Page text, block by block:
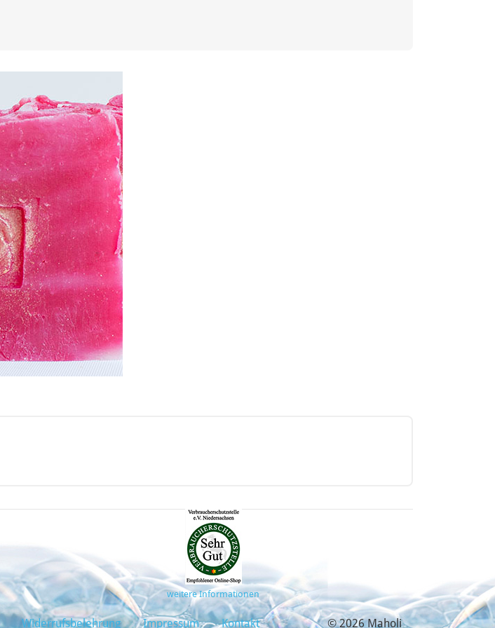
weitere Informationen
Widerrufsbelehrung Impressum Kontakt © 2026 Maholi